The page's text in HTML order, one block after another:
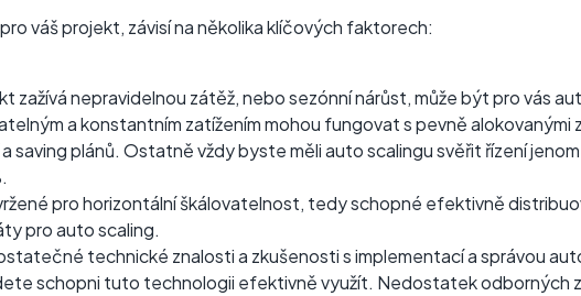
váš projekt, závisí na několika klíčových faktorech:
zažívá nepravidelnou zátěž, nebo sezónní nárůst, může být pro vás
a konstantním zatížením mohou fungovat s pevně alokovanými
saving plánů. Ostatně vždy byste měli auto scalingu svěřit řízení jenom
pro horizontální škálovatelnost, tedy schopné efektivně
pro auto scaling.
technické znalosti a zkušenosti s implementací a správou
schopni tuto technologii efektivně využít. Nedostatek odborných